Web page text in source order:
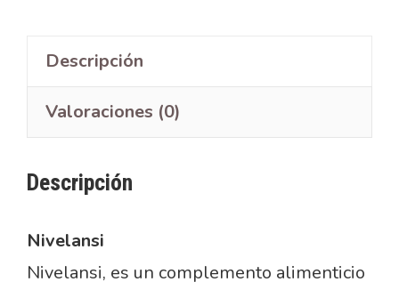
Descripción
Valoraciones (0)
Descripción
Nivelansi
Nivelansi, es un complemento alimenticio